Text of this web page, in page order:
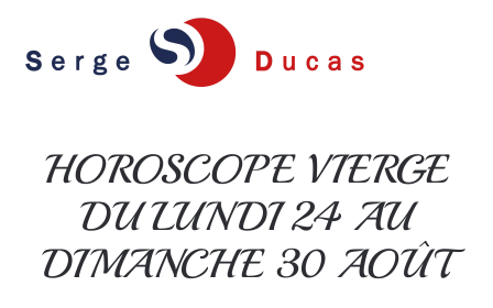
Skip to main content
HOROSCOPE VIERGE
DU LUNDI 24 AU
DIMANCHE 30 AOÛT